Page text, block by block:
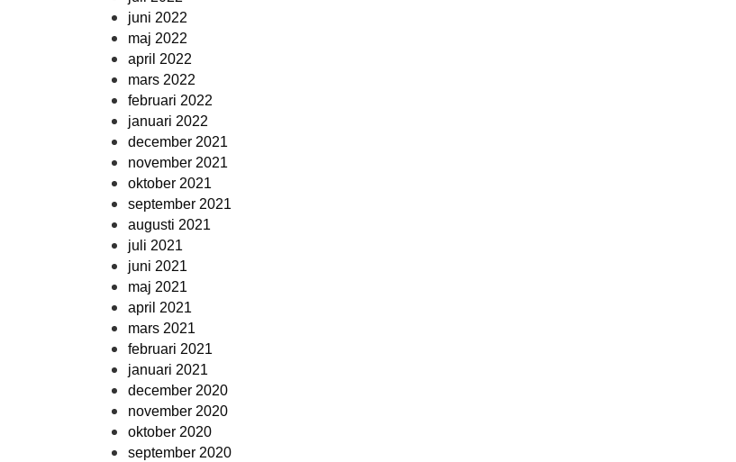
juni 2022
maj 2022
april 2022
mars 2022
februari 2022
januari 2022
december 2021
november 2021
oktober 2021
september 2021
augusti 2021
juli 2021
juni 2021
maj 2021
april 2021
mars 2021
februari 2021
januari 2021
december 2020
november 2020
oktober 2020
september 2020